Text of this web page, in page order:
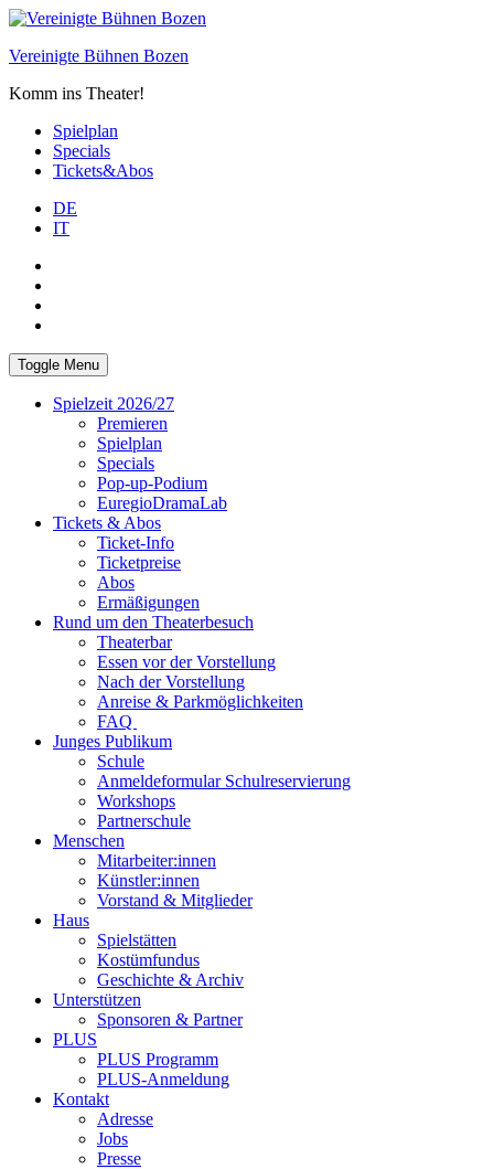
Skip
content
Vereinigte Bühnen Bozen
Komm ins Theater!
Spielplan
Specials
Tickets&Abos
DE
IT
Toggle Menu
Spielzeit 2026/27
Premieren
Spielplan
Specials
Pop-up-Podium
EuregioDramaLab
Tickets & Abos
Ticket-Info
Ticketpreise
Abos
Ermäßigungen
Rund um den Theaterbesuch
Theaterbar
Essen vor der Vorstellung
Nach der Vorstellung
Anreise & Parkmöglichkeiten
FAQ
Junges Publikum
Schule
Anmeldeformular Schulreservierung
Workshops
Partnerschule
Menschen
Mitarbeiter:innen
Künstler:innen
Vorstand & Mitglieder
Haus
Spielstätten
Kostümfundus
Geschichte & Archiv
Unterstützen
Sponsoren & Partner
PLUS
PLUS Programm
PLUS-Anmeldung
Kontakt
Adresse
Jobs
Presse